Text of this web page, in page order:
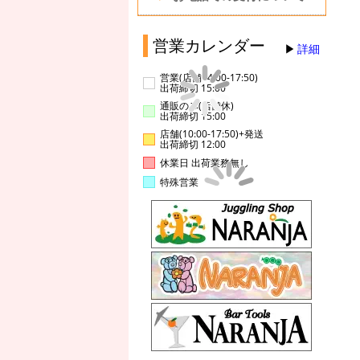
営業カレンダー 詳細
営業(店舗14:00-17:50)
出荷締切 15:00
通販のみ(店舗休)
出荷締切 15:00
店舗(10:00-17:50)+発送
出荷締切 12:00
休業日 出荷業務無し
特殊営業